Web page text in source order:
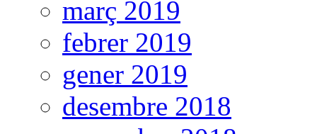
març 2019
febrer 2019
gener 2019
desembre 2018